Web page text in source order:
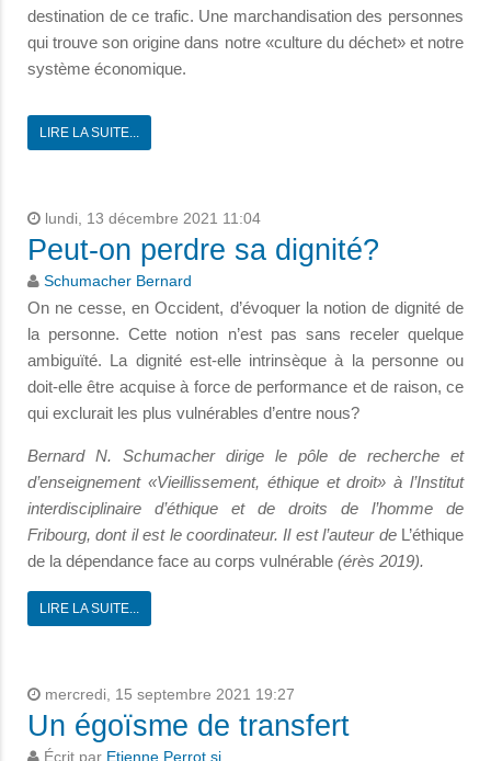
destination de ce trafic. Une marchandisation des personnes
qui trouve son origine dans notre «culture du déchet» et notre
système économique.
LIRE LA SUITE...
lundi, 13 décembre 2021 11:04
Peut-on perdre sa dignité?
Schumacher Bernard
On ne cesse, en Occident, d’évoquer la notion de dignité de
la personne. Cette notion n’est pas sans receler quelque
ambiguïté. La dignité est-elle intrinsèque à la personne ou
doit-elle être acquise à force de performance et de raison, ce
qui exclurait les plus vulnérables d’entre nous?
Bernard N. Schumacher dirige le pôle de recherche et
d’enseignement «Vieillissement, éthique et droit» à l’Institut
interdisciplinaire d’éthique et de droits de l’homme de
Fribourg, dont il est le coordinateur. Il est l’auteur de L’éthique
de la dépendance face au corps vulnérable (érès 2019).
LIRE LA SUITE...
mercredi, 15 septembre 2021 19:27
Un égoïsme de transfert
Écrit par Etienne Perrot sj